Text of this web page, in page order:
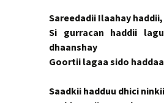
Sareedadii Ilaahay
Si gurracan haddii
dhaanshay
Goortii lagaa sido
Saadkii hadduu dhici